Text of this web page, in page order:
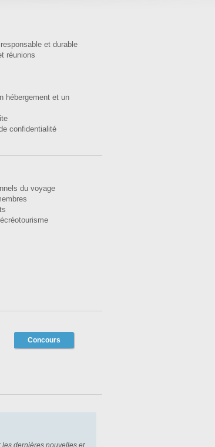
et durable
réunions
hébergement et un
confidentialité
du voyage
Concours
dernières nouvelles et